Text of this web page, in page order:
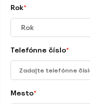
Rok*
Telefónne číslo*
Mesto*